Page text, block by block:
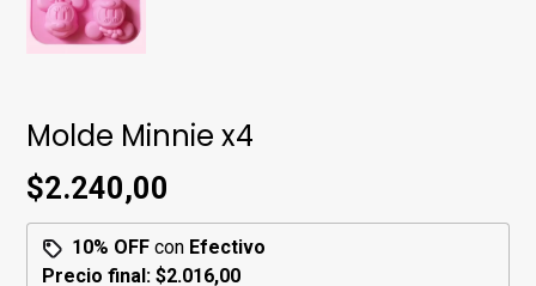
Molde Minnie x4
$2.240,00
10% OFF con Efectivo
Precio final:$2.016,00